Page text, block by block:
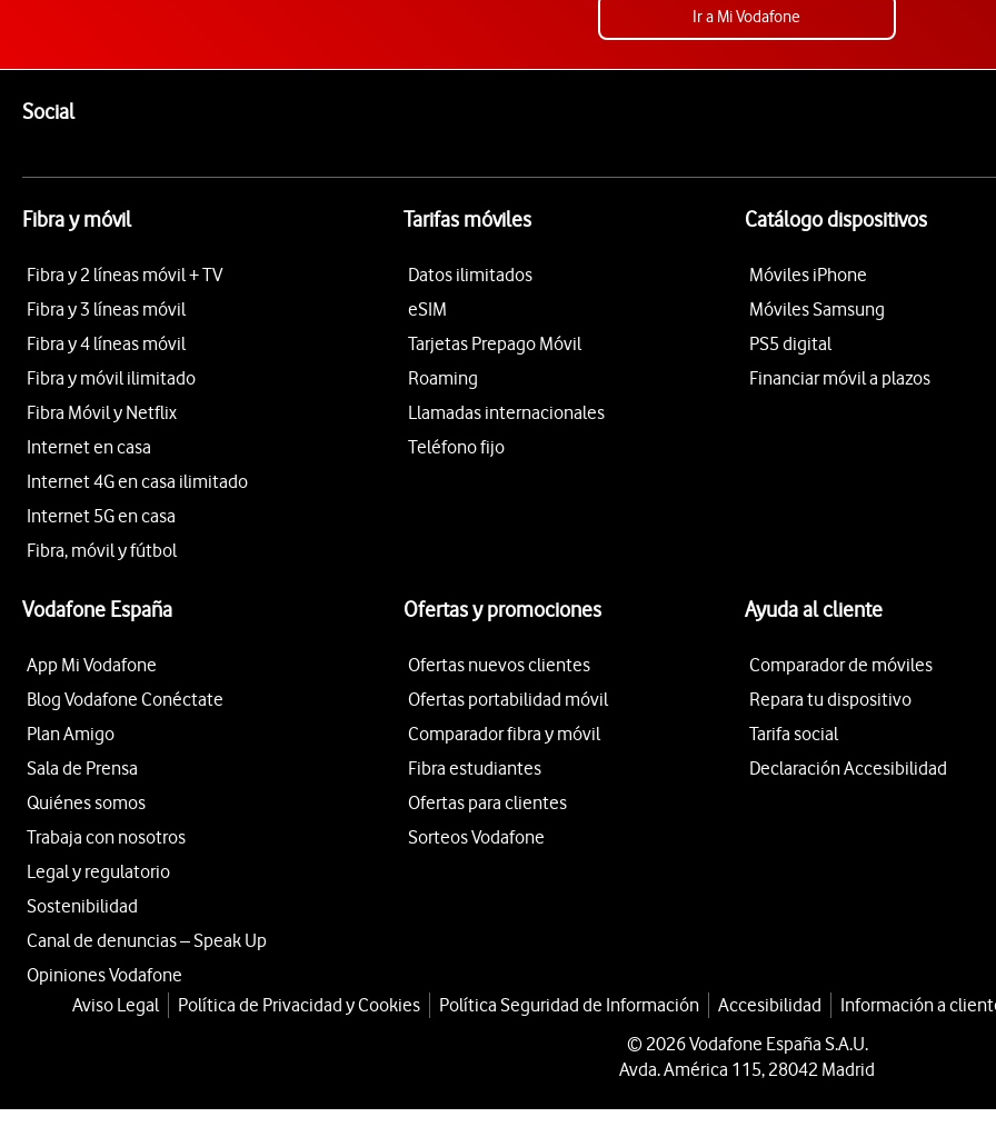
Ir a Mi Vodafone
SocialEnlaces a las redes sociales de Vodafone
Fibra y móvil
Fibra y 2 líneas móvil + TV
Fibra y 3 líneas móvil
Fibra y 4 líneas móvil
Fibra y móvil ilimitado
Fibra Móvil y Netflix
Internet en casa
Internet 4G en casa ilimitado
Internet 5G en casa
Fibra, móvil y fútbol
Tarifas móviles
Datos ilimitados
eSIM
Tarjetas Prepago Móvil
Roaming
Llamadas internacionales
Teléfono fijo
Catálogo dispositivos
Móviles iPhone
Móviles Samsung
PS5 digital
Financiar móvil a plazos
Vodafone España
App Mi Vodafone
Blog Vodafone Conéctate
Plan Amigo
Sala de Prensa
Quiénes somos
Trabaja con nosotros
Legal y regulatorio
Sostenibilidad
Canal de denuncias – Speak Up
Opiniones Vodafone
Ofertas y promociones
Ofertas nuevos clientes
Ofertas portabilidad móvil
Comparador fibra y móvil
Fibra estudiantes
Ofertas para clientes
Sorteos Vodafone
Ayuda al cliente
Comparador de móviles
Repara tu dispositivo
Tarifa social
Declaración Accesibilidad
Aviso Legal Política de Privacidad y Cookies Política Seguridad de Información Accesibilidad Información a
© 2026 Vodafone España S.A.U.
Avda. América 115, 28042 Madrid